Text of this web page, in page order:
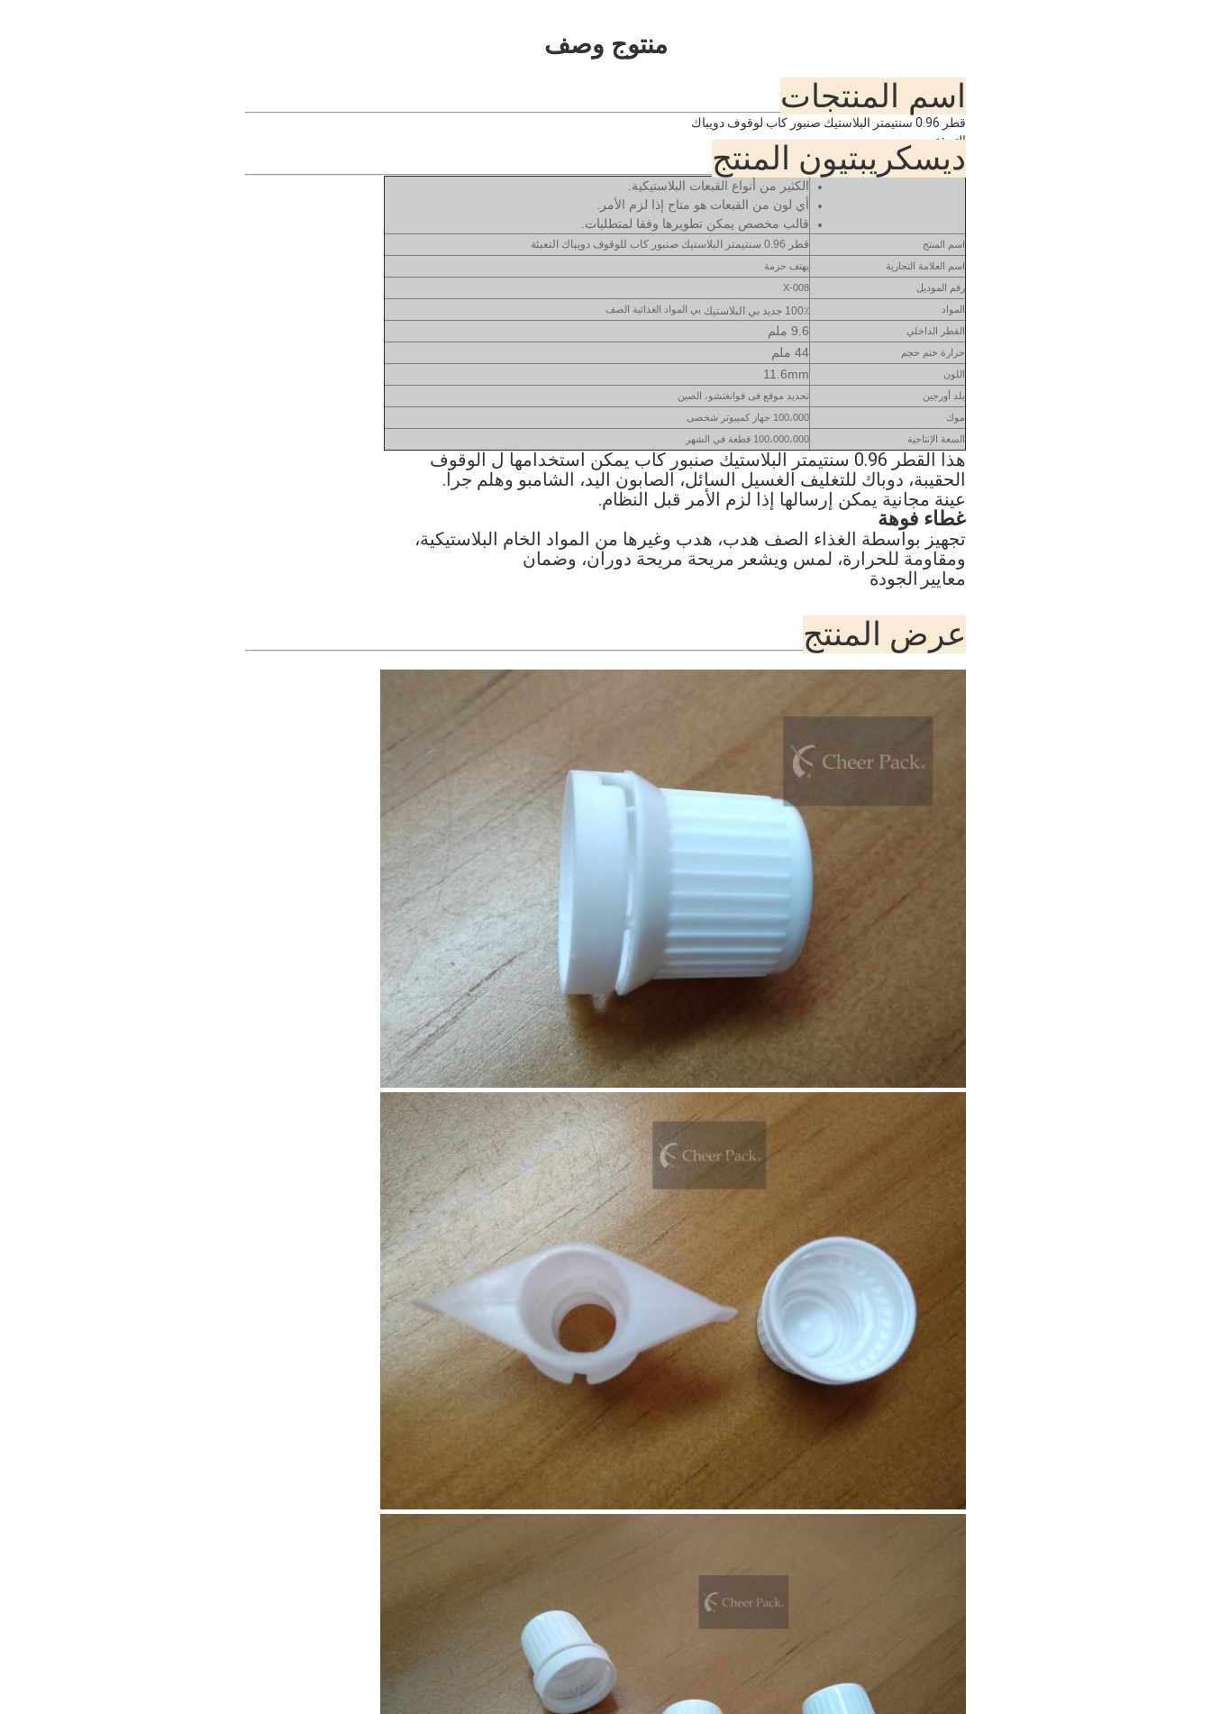
منتوج وصف
اسم المنتجات
قطر 0.96 سنتيمتر البلاستيك صنبور كاب لوقوف دويباك
التعبئة
ديسكريبتيون المنتج
الكثير من أنواع القبعات البلاستيكية.
أي لون من القبعات هو متاح إذا لزم الأمر.
قالب مخصص يمكن تطويرها وفقا لمتطلبات.
اسم المنتج قطر 0.96 سنتيمتر البلاستيك صنبور كاب للوقوف دويباك التعبئة
اسم العلامة التجارية
يهتف حزمة
رقم الموديل
X-008
المواد
100٪ جديد بي البلاستيك
بي المواد الغذائية الصف
القطر الداخلي
9.6 ملم
حرارة ختم حجم 44 ملم
اللون 11.6mm
بلد أورجين
تحديد موقع فى قوانغتشو، الصين
موك
100،000 جهاز كمبيوتر شخصى
السعة الإنتاجية
100،000،000 قطعة في الشهر
هذا القطر 0.96 سنتيمتر البلاستيك صنبور كاب يمكن استخدامها ل الوقوف
الحقيبة، دوباك للتغليف الغسيل السائل، الصابون اليد، الشامبو وهلم جرا.
عينة مجانية يمكن إرسالها إذا لزم الأمر قبل النظام.
غطاء فوهة
تجهيز بواسطة الغذاء الصف هدب، هدب وغيرها من المواد الخام البلاستيكية،
ومقاومة للحرارة، لمس ويشعر مريحة مريحة دوران، وضمان
معايير الجودة
عرض المنتج